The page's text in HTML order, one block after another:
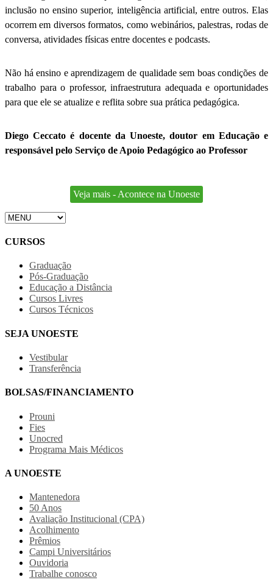
inclusão no ensino superior, inteligência artificial, entre outros. Elas
ocorrem em diversos formatos, como webinários, palestras, rodas de
conversa, atividades físicas entre docentes e podcasts.
Não há ensino e aprendizagem de qualidade sem boas condições de
trabalho para o professor, infraestrutura adequada e oportunidades
para que ele se atualize e reflita sobre sua prática pedagógica.
Diego Ceccato é docente da Unoeste, doutor em Educação e
responsável pelo Serviço de Apoio Pedagógico ao Professor
Veja mais - Acontece na Unoeste
CURSOS
Graduação
Pós-Graduação
Educação a Distância
Cursos Livres
Cursos Técnicos
SEJA UNOESTE
Vestibular
Transferência
BOLSAS/FINANCIAMENTO
Prouni
Fies
Unocred
Programa Mais Médicos
A UNOESTE
Mantenedora
50 Anos
Avaliação Institucional (CPA)
Acolhimento
Prêmios
Campi Universitários
Ouvidoria
Trabalhe conosco